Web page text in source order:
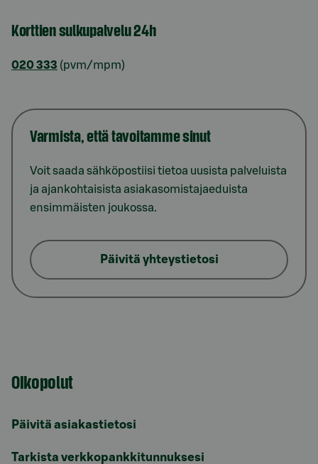
Korttien sulkupalvelu 24h
020 333 (pvm/mpm)
Varmista, että tavoitamme sinut
Voit saada sähköpostiisi tietoa uusista palveluista
ja ajankohtaisista asiakasomistajaeduista
ensimmäisten joukossa.
Päivitä yhteystietosi
Oikopolut
Päivitä asiakastietosi
Tarkista verkkopankkitunnuksesi